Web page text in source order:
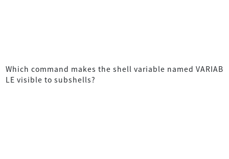
Which command makes the shell variable named VARIAB
LE visible to subshells?